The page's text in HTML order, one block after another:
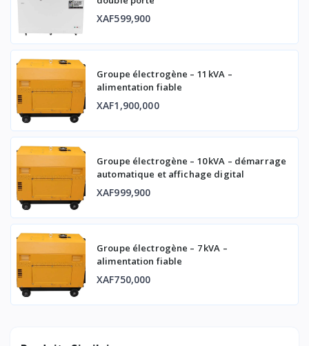
XAF599,900
Groupe électrogène – 11 kVA –
alimentation fiable
XAF1,900,000
Groupe électrogène – 10 kVA – démarrage
automatique et affichage digital
XAF999,900
Groupe électrogène – 7 kVA –
alimentation fiable
XAF750,000